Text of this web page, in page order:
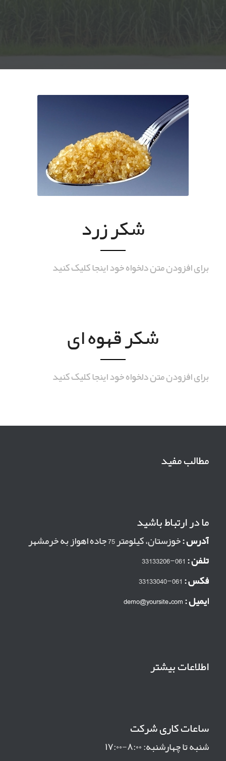
شکر زرد
برای افزودن متن دلخواه خود اینجا کلیک کنید
شکر قهوه ای
برای افزودن متن دلخواه خود اینجا کلیک کنید
مطالب مفید
ما در ارتباط باشید
آدرس :خوزستان، کیلومتر 75 جاده اهواز به خرمشهر
تلفن :
فکس :
ایمیل :demo@yoursite.com
اطلاعات بیشتر
ساعات کاری شرکت
شنبه تا چهارشنبه: ۸:۰۰-۱۷:۰۰